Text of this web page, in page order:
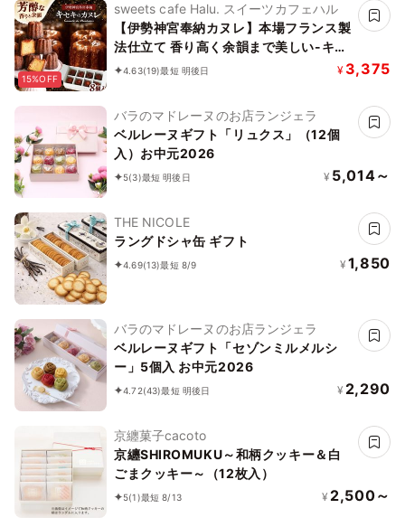
15%OFF
sweets cafe Halu. スイーツカフェハル
【伊勢神宮奉納カヌレ】本場フランス製
法仕立て 香り高く余韻まで美しい-キセ
キのカヌレ お中元2026
4.63(19)最短 明後日 ¥ 3,375
バラのマドレーヌのお店ランジェラ
ベルレーヌギフト「リュクス」（12個
入）お中元2026
5(3)最短 明後日 ¥ 5,014～
THE NICOLE
ラングドシャ缶 ギフト
4.69(13)最短 8/9 ¥ 1,850
バラのマドレーヌのお店ランジェラ
ベルレーヌギフト「セゾンミルメルシ
ー」5個入 お中元2026
4.72(43)最短 明後日 ¥ 2,290
京纏菓子cacoto
京纏SHIROMUKU～和柄クッキー＆白
ごまクッキー～（12枚入）
5(1)最短 8/13 ¥ 2,500～